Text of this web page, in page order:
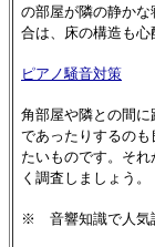
の部屋が隣の静か
合は、床の構造も
ピアノ騒音対策
角部屋や隣との間
であったりするの
たいものです。そ
く調査しましょう。
※ 音響知識で人気